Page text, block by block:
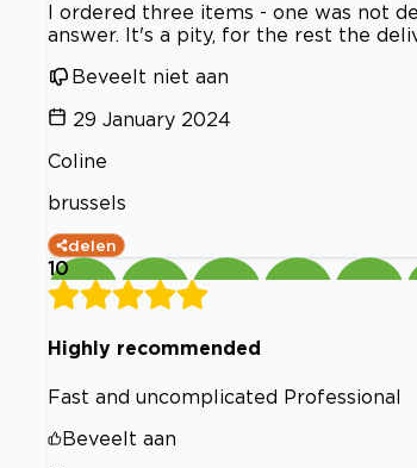
I ordered three items - one was not
answer. It's a pity, for the rest the
Beveelt niet aan
29 January 2024
Coline
brussels
delen
10
Highly recommended
Fast and uncomplicated Professional
Beveelt aan